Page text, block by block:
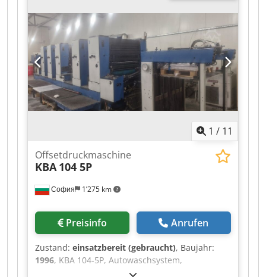
1 / 11
София 1’275 km
Offsetdruckmaschine
KBA 104 5P
Preisinfo Anrufen
Zustand: einsatzbereit (gebraucht), Baujahr:
1996, KBA 104-5P, Autowaschsystem,
automatische Platteneinrichtung, IR-Trockner,